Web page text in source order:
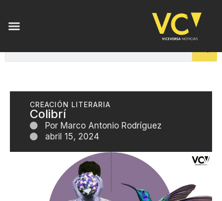
CREACIÓN LITERARIA
Colibrí
Por Marco Antonio Rodríguez
abril 15, 2024